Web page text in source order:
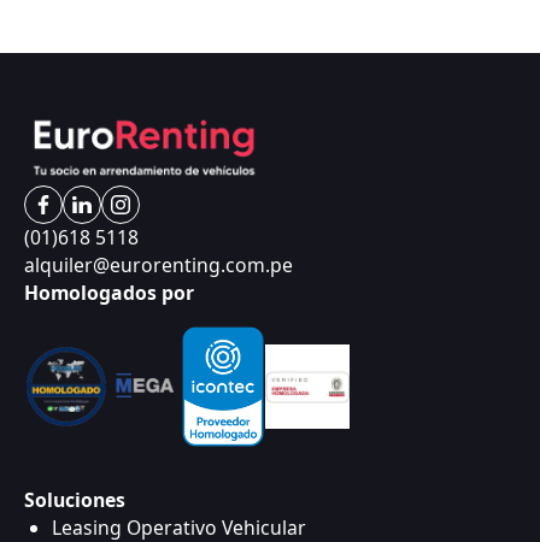
(01)618 5118
alquiler@eurorenting.com.pe
Homologados por
Soluciones
Leasing Operativo Vehicular